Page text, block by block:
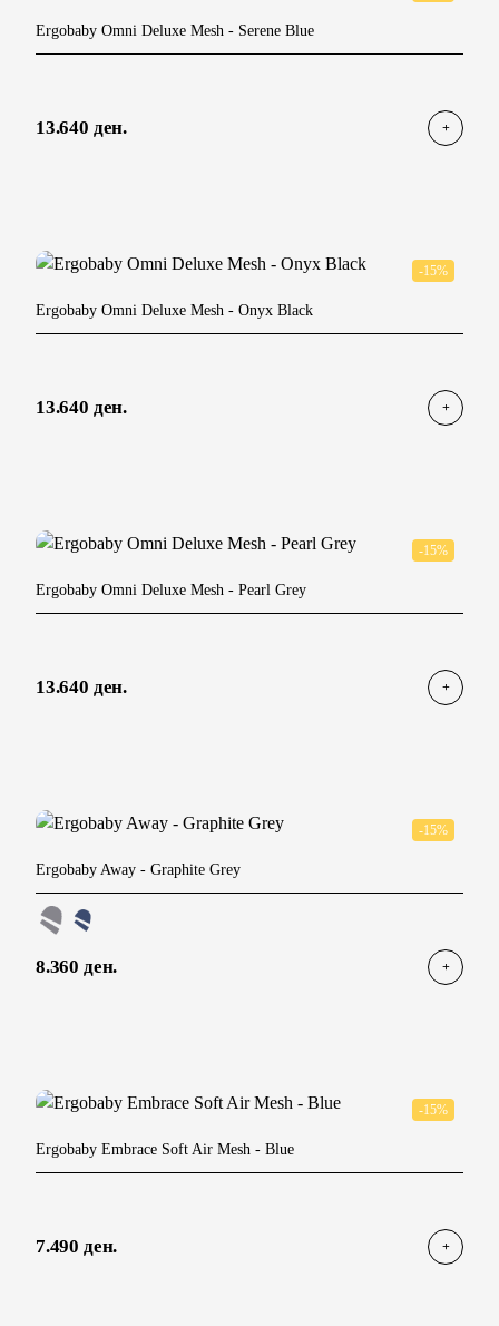
Ergobaby Omni Deluxe Mesh - Serene Blue
13.640 ден.
-15%
Ergobaby Omni Deluxe Mesh - Onyx Black
13.640 ден.
-15%
Ergobaby Omni Deluxe Mesh - Pearl Grey
13.640 ден.
-15%
Ergobaby Away - Graphite Grey
8.360 ден.
-15%
Ergobaby Embrace Soft Air Mesh - Blue
7.490 ден.